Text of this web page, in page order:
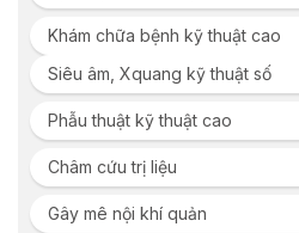
Khám chữa bệnh kỹ thuật cao
Siêu âm, Xquang kỹ thuật số
Phẫu thuật kỹ thuật cao
Châm cứu trị liệu
Gây mê nội khí quản